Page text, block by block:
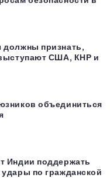
признать,
США, КНР и
объединиться
Индии поддержать
по гражданской